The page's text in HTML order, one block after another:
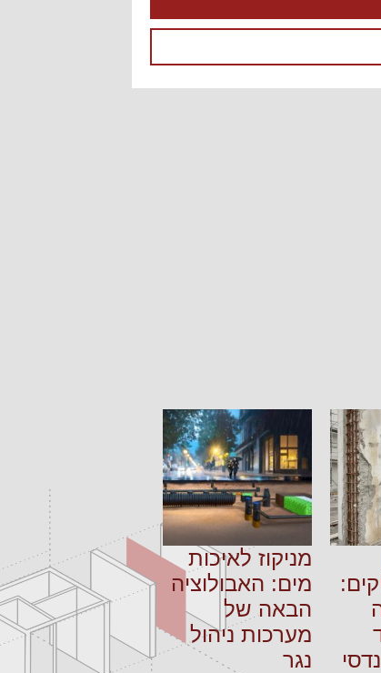
מניקוז לאיכות
מים: האבולוציה
הבאה של
מערכות ניהול
נגר